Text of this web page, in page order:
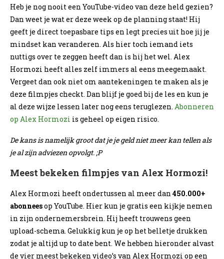
Heb je nog nooit een YouTube-video van deze held gezien?
Dan weet je wat er deze week op de planning staat! Hij
geeft je direct toepasbare tips en legt precies uit hoe jij je
mindset kan veranderen. Als hier toch iemand iets
nuttigs over te zeggen heeft dan is hij het wel. Alex
Hormozi heeft alles zelf immers al eens meegemaakt.
Vergeet dan ook niet om aantekeningen te maken als je
deze filmpjes checkt. Dan blijf je goed bij de les en kun je
al deze wijze lessen later nog eens teruglezen. Abonneren
op Alex Hormozi is geheel op eigen risico.
De kans is namelijk groot dat je je geld niet meer kan tellen als
je al zijn adviezen opvolgt. ;P
Meest bekeken filmpjes van Alex Hormozi!
Alex Hormozi heeft ondertussen al meer dan 450.000+
abonneesop YouTube. Hier kun je gratis een kijkje nemen
in zijn ondernemersbrein. Hij heeft trouwens geen
upload-schema. Gelukkig kun je op het belletje drukken
zodat je altijd up to date bent. We hebben hieronder alvast
de vier meest bekeken video’s van Alex Hormozi op een